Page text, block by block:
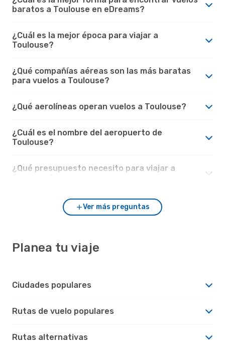
baratos a Toulouse en eDreams?
¿Cuál es la mejor época para viajar a
Toulouse?
¿Qué compañías aéreas son las más baratas
para vuelos a Toulouse?
¿Qué aerolíneas operan vuelos a Toulouse?
¿Cuál es el nombre del aeropuerto de
Toulouse?
¿Qué presupuesto necesito para viajar a
Ver más preguntas
Planea tu viaje
Ciudades populares
Rutas de vuelo populares
Rutas alternativas